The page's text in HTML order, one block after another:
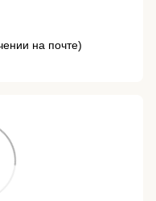
на почте)